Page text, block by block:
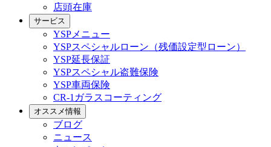
店頭在庫
サービス
YSPメニュー
YSPスペシャルローン（残価設定型ローン）
YSP延長保証
YSPスペシャル盗難保険
YSP車両保険
CR-1ガラスコーティング
オススメ情報
ブログ
ニュース